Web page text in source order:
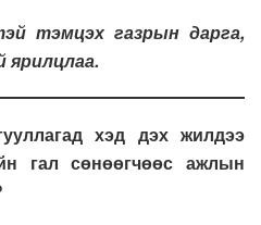
тэмцэх газрын дарга,
ярилцлаа.
хэд дэх жилдээ
гал сөнөөгчөөс ажлын